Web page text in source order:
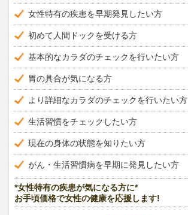
女性特有の疾患を早期発見したい方
初めて人間ドックを受ける方
基本的なカラダのチェックを行いたい方
胃の具合が気になる方
より詳細なカラダのチェックを行いたい方
生活習慣をチェックしたい方
現在の身体の状態を知りたい方
がん・生活習慣病を早期に発見したい方
*女性特有の疾患が気になる方に*
お手頃価格で女性の健康を応援します!